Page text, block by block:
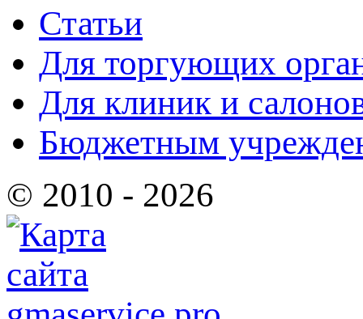
Статьи
Для торгующих
Для клиник и
Бюджетным
© 2010 - 2026